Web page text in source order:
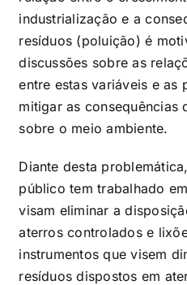
industrialização e a
resíduos (poluição) é
discussões sobre as
entre estas variáveis e as
mitigar as consequências
sobre o meio ambiente.
Diante desta
público tem trabalhado
visam eliminar a
aterros controlados e
instrumentos que visem
resíduos dispostos em